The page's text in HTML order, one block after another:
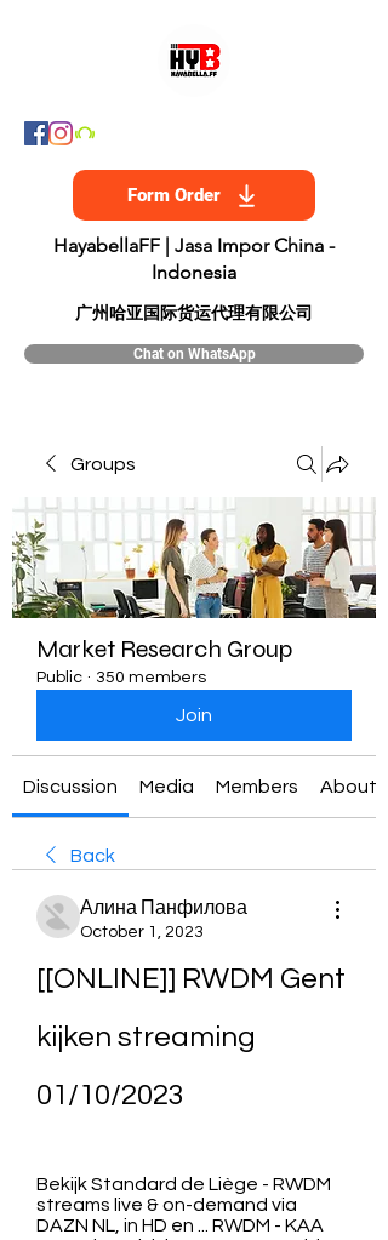
Form Order
HayabellaFF | Jasa Impor China -
Indonesia
​广州哈亚国际货运代理有限公司
Chat on WhatsApp
Groups
Market Research Group
Public · 350 members
Join
Discussion Media Members About
Back
Алина Панфилова
October 1, 2023
[[ONLINE]] RWDM Gent
kijken streaming
01/10/2023
Bekijk Standard de Liège - RWDM
streams live & on-demand via
DAZN NL, in HD en ... RWDM - KAA